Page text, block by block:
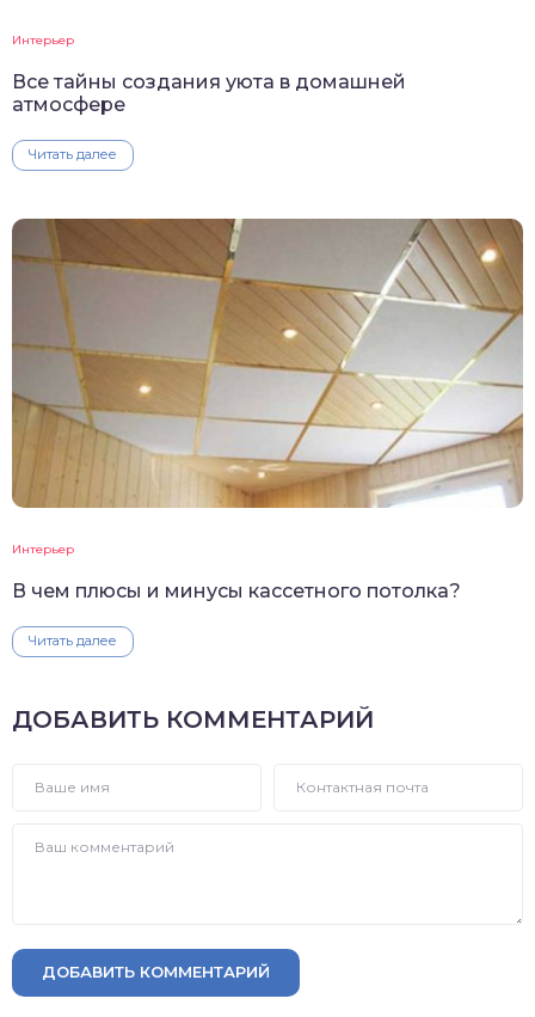
Интерьер
Все тайны создания уюта в домашней
атмосфере
Читать далее
Интерьер
В чем плюсы и минусы кассетного потолка?
Читать далее
ДОБАВИТЬ КОММЕНТАРИЙ
ДОБАВИТЬ КОММЕНТАРИЙ